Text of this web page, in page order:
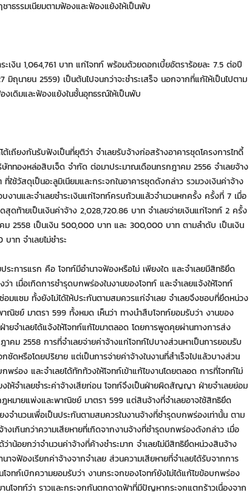
าธรรมเนียมตามฟ้องและฟ้องแย้งให้เป็นพับ
เงิน 1,064,761 บาท แก่โจทก์ พร้อมด้วยดอกเบี้ยอัตราร้อยละ 7.5 ต่อปี
นายน 2559) เป็นต้นไปจนกว่าจะชำระเสร็จ นอกจากที่แก้ให้เป็นไปตาม
เดิมและฟ้องแย้งในชั้นอุทธรณ์ให้เป็นพับ
เถียงกันรับฟังเป็นที่ยุติว่า จำเลยรับจ้างก่อสร้างอาคารชุดโครงการไทดี้
ทองหล่อสิบเจ็ด จำกัด ต่อมาประมาณเดือนกรกฎาคม 2556 จำเลยจ้าง
ช้วัสดุเป็นอะลูมิเนียมและกระจกในอาคารชุดดังกล่าว รวมวงเงินค่าจ้าง
งานและจำเลยชำระเงินแก่โจทก์ครบถ้วนแล้วจำนวนหกครั้ง ครั้งที่ 7 เมื่อ
ดท้ายเป็นเงินค่าจ้าง 2,028,720.86 บาท จำเลยจ่ายเงินแก่โจทก์ 2 ครั้ง
2558 เป็นเงิน 500,000 บาท และ 300,000 บาท ตามลำดับ เป็นเงิน
าท จำเลยไม่ชำระ
การแรก คือ โจทก์มีอำนาจฟ้องหรือไม่ เพียงใด และจำเลยมีสิทธิยึด
า เมื่อเกิดการชำรุดบกพร่องในงานของโจทก์ และจำเลยแจ้งให้โจทก์
มแซม ทั้งยังไม่ได้ให้ประกันตามสมควรแก่จำเลย จำเลยจึงชอบที่ยึดหน่วง
ณิชย์ มาตรา 599 ทั้งหมด เห็นว่า ทางนำสืบโจทก์ยอมรับว่า งานของ
ยจำเลยได้แจ้งให้โจทก์แก้ไขมาตลอด โดยการพูดคุยผ่านทางการส่ง
คม 2558 การที่จำเลยจ่ายค่าจ้างแก่โจทก์ไปบางส่วนหาเป็นการยอมรับ
ชัดหรือโดยปริยาย แต่เป็นการจ่ายค่าจ้างในงานที่สำเร็จไปแล้วบางส่วน
พร่อง และจำเลยได้ทักท้วงให้โจทก์เข้าแก้ไขงานโดยตลอด การที่โจทก์ไม่
งให้จำเลยชำระค่าจ้างเสียก่อน โจทก์จึงเป็นฝ่ายผิดสัญญา ฝ่ายจำเลยย่อม
หมายแพ่งและพาณิชย์ มาตรา 599 แต่สินจ้างที่จำเลยอาจใช้สิทธิยึด
งจำนวนเพื่อเป็นประกันตามสมควรในงานจ้างที่ชำรุดบกพร่องเท่านั้น ตาม
งเกินกว่าความเสียหายที่เกิดจากงานจ้างที่ชำรุดบกพร่องดังกล่าว เมื่อ
าน้อยกว่าจำนวนค่าจ้างที่ค้างชำระมาก จำเลยไม่มีสิทธิยึดหน่วงสินจ้าง
าจฟ้องเรียกค่าจ้างจากจำเลย ส่วนความเสียหายที่จำเลยได้รับจากการ
ทก์เบิกความยอมรับว่า งานกระจกของโจทก์ยังไม่ได้แก้ไขข้อบกพร่อง
นโจทก์ว่า ราวและกระจกกันตกดาดฟ้าที่มีปัญหากระจกแตกร้าวเนื่องจาก